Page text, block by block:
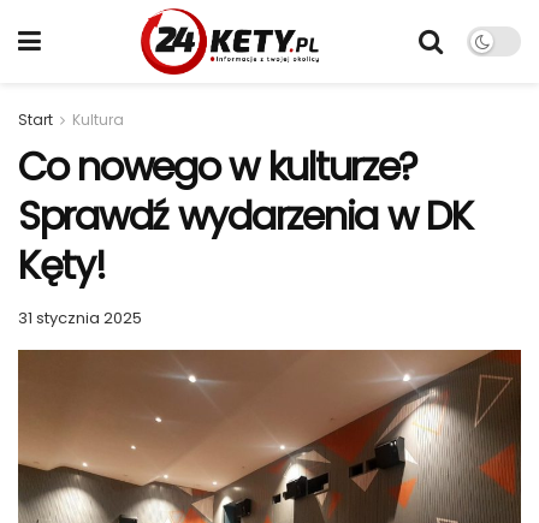
Start Kultura
Co nowego w kulturze?
Sprawdź wydarzenia w DK
Kęty!
31 stycznia 2025